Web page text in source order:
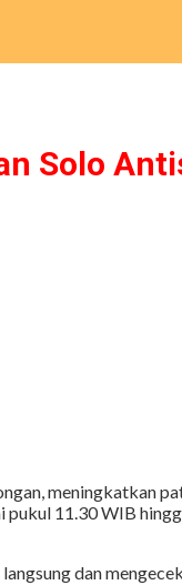
Solo
meningkatkan
11.30 WIB
dan